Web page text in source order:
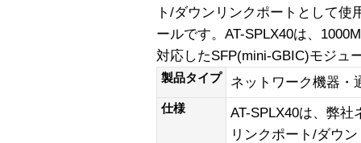
ト/ダウンリンクポートとして
ールです。AT-SPLX40は、
対応したSFP(mini-GBIC)モジュ
製品タイプ ネットワーク機器・
仕様
AT-SPLX40は、弊
リンクポート/ダウ